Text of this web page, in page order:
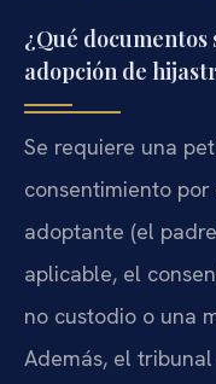
¿Qué documentos
adopción de
Se requiere una
consentimiento
adoptante (el
aplicable, el
no custodio o una
Además, el